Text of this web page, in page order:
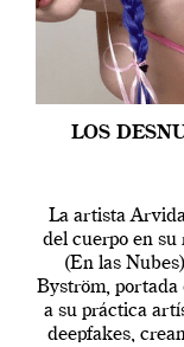
LOS
La artista
del cuerpo en su
(En las
Byström,
a su práctica
deepfakes,